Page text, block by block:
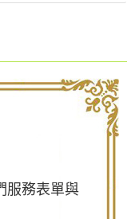
服務表單與